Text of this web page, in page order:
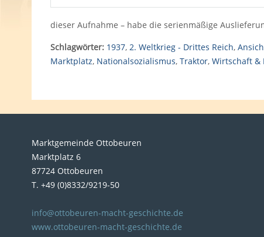
dieser Aufnahme – habe die serienmäßige
Schlagwörter: 1937, 2. Weltkrieg - Drittes Reich,
Marktplatz, Nationalsozialismus, Traktor, Wirtschaft &
Marktgemeinde Ottobeuren
Marktplatz 6
87724 Ottobeuren
T. +49 (0)8332/9219-50
info@ottobeuren-macht-geschichte.de
www.ottobeuren-macht-geschichte.de